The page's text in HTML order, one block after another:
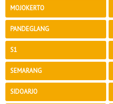
MOJOKERTO
PANDEGLANG
S1
SEMARANG
SIDOARJO